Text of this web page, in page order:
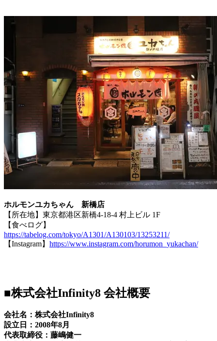
ホルモンユカちゃん 新橋店
【所在地】東京都港区新橋4-18-4 村上ビル 1F
【食べログ】
https://tabelog.com/tokyo/A1301/A130103/13253211/
【Instagram】 https://www.instagram.com/horumon_yukachan/
■株式会社Infinity8 会社概要
会社名：株式会社Infinity8
設立日：2008年8月
代表取締役：藤嶋健一